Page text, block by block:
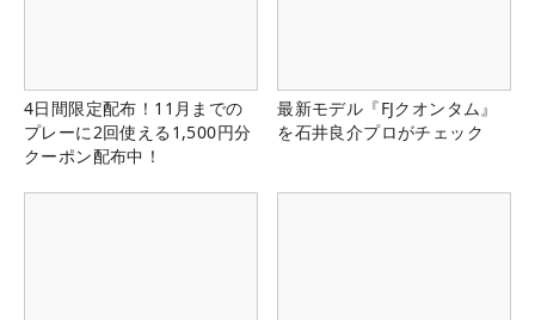
4日間限定配布！11月までの
プレーに2回使える1,500円分
クーポン配布中！
最新モデル『FJクオンタム』
を石井良介プロがチェック